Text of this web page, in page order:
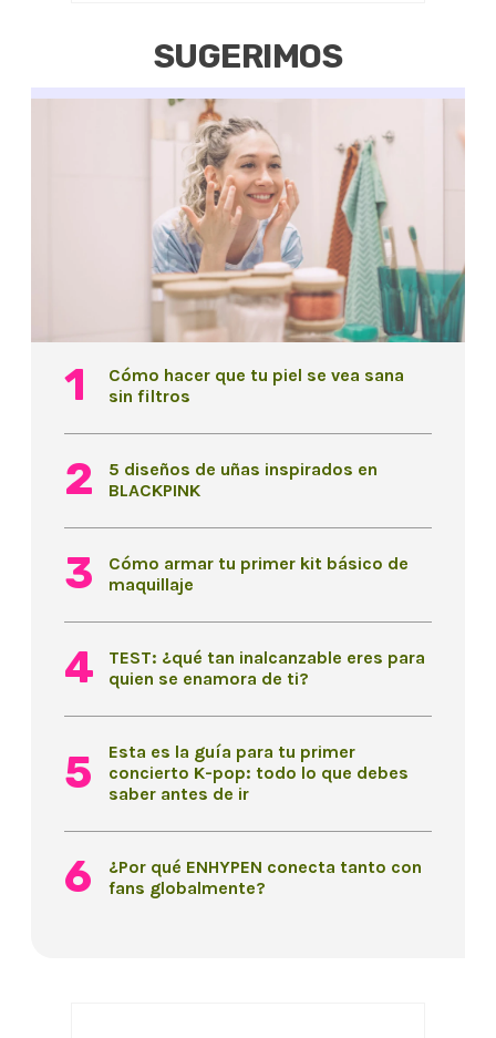
SUGERIMOS
Cómo hacer que tu piel se vea sana
sin filtros
5 diseños de uñas inspirados en
BLACKPINK
Cómo armar tu primer kit básico de
maquillaje
TEST: ¿qué tan inalcanzable eres para
quien se enamora de ti?
Esta es la guía para tu primer
concierto K-pop: todo lo que debes
saber antes de ir
¿Por qué ENHYPEN conecta tanto con
fans globalmente?